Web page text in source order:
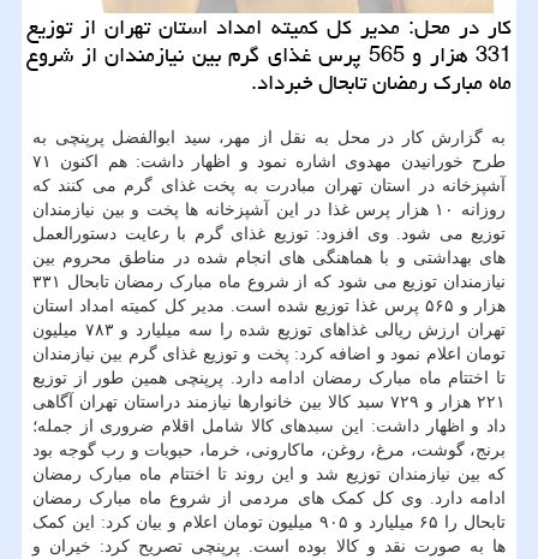
كار در محل: مدیر كل كمیته امداد استان تهران از توزیع
331 هزار و 565 پرس غذای گرم بین نیازمندان از شروع
ماه مبارك رمضان تابحال خبرداد.
به گزارش کار در محل به نقل از مهر، سید ابوالفضل پرپنچی به
طرح خورانیدن مهدوی اشاره نمود و اظهار داشت: هم اکنون ۷۱
آشپزخانه در استان تهران مبادرت به پخت غذای گرم می کنند که
روزانه ۱۰ هزار پرس غذا در این آشپزخانه ها پخت و بین نیازمندان
توزیع می شود. وی افزود: توزیع غذای گرم با رعایت دستورالعمل
های بهداشتی و با هماهنگی های انجام شده در مناطق محروم بین
نیازمندان توزیع می شود که از شروع ماه مبارک رمضان تابحال ۳۳۱
هزار و ۵۶۵ پرس غذا توزیع شده است. مدیر کل کمیته امداد استان
تهران ارزش ریالی غذاهای توزیع شده را سه میلیارد و ۷۸۳ میلیون
تومان اعلام نمود و اضافه کرد: پخت و توزیع غذای گرم بین نیازمندان
تا اختتام ماه مبارک رمضان ادامه دارد. پرپنچی همین طور از توزیع
۲۲۱ هزار و ۷۲۹ سبد کالا بین خانوارها نیازمند دراستان تهران آگاهی
داد و اظهار داشت: این سبدهای کالا شامل اقلام ضروری از جمله؛
برنج، گوشت، مرغ، روغن، ماکارونی، خرما، حبوبات و رب گوجه بود
که بین نیازمندان توزیع شد و این روند تا اختتام ماه مبارک رمضان
ادامه دارد. وی کل کمک های مردمی از شروع ماه مبارک رمضان
تابحال را ۶۵ میلیارد و ۹۰۵ میلیون تومان اعلام و بیان کرد: این کمک
ها به صورت نقد و کالا بوده است. پرپنچی تصریح کرد: خیران و